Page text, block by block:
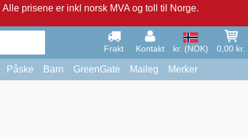
Alle prisene er inkl norsk MVA og toll til Norge.
Frakt Kontakt kr. (NOK) 0,00 kr.
Påske Barn GreenGate Maileg Merker